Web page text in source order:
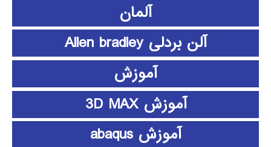
آلمان
آلن بردلی Allen bradley
آموزش
آموزش 3D MAX
آموزش abaqus